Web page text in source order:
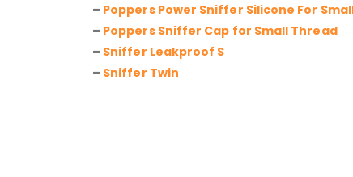
– Poppers Power Sniffer Silicone For
– Poppers Sniffer Cap for Small Thread
– Sniffer Leakproof S
– Sniffer Twin